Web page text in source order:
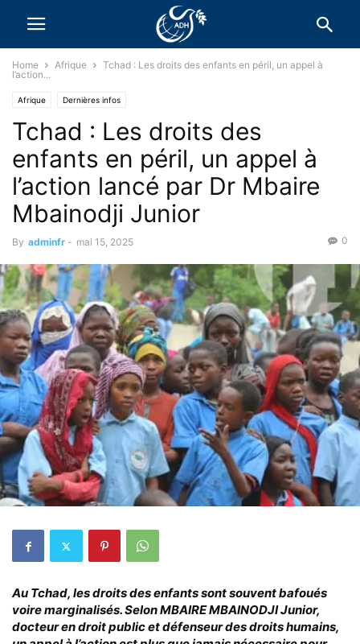
Home Afrique
Tchad : Les droits des enfants en péril, un appel à
l’action...
Afrique Dernières infos
Tchad : Les droits des
enfants en péril, un appel à
l’action lancé par Dr Mbaire
Mbainodji Junior
By adminfr - mai 15, 2025 0
Au Tchad, les droits des enfants sont souvent bafoués
voire marginalisés. Selon MBAIRE MBAINODJI Junior,
docteur en droit public et défenseur des droits humains,